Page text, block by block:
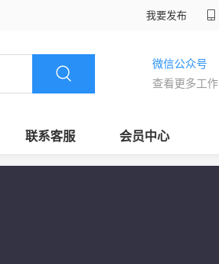
我要发布
微信公众号
查看更多工作
联系客服 会员中心